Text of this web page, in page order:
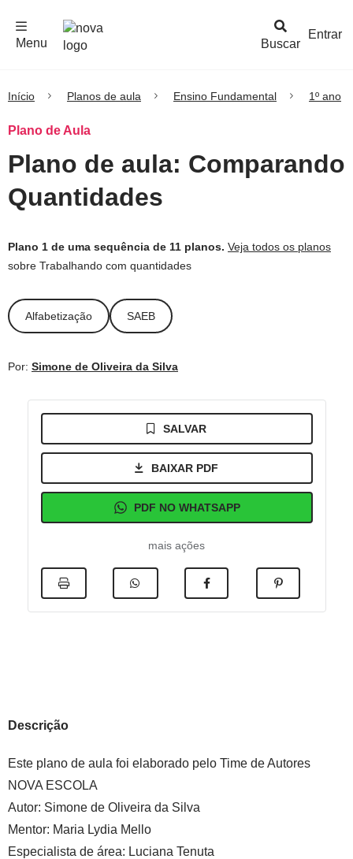
Buscar
Menu
Entrar
Início Planos de aula Ensino Fundamental 1º ano
Plano de Aula
Plano de aula: Comparando
Quantidades
Plano 1 de uma sequência de 11 planos. Veja todos os planos
sobre Trabalhando com quantidades
Alfabetização SAEB
Por: Simone de Oliveira da Silva
SALVAR
BAIXAR PDF
PDF NO WHATSAPP
mais ações
Descrição
Este plano de aula foi elaborado pelo Time de Autores
NOVA ESCOLA
Autor: Simone de Oliveira da Silva
Mentor: Maria Lydia Mello
Especialista de área: Luciana Tenuta